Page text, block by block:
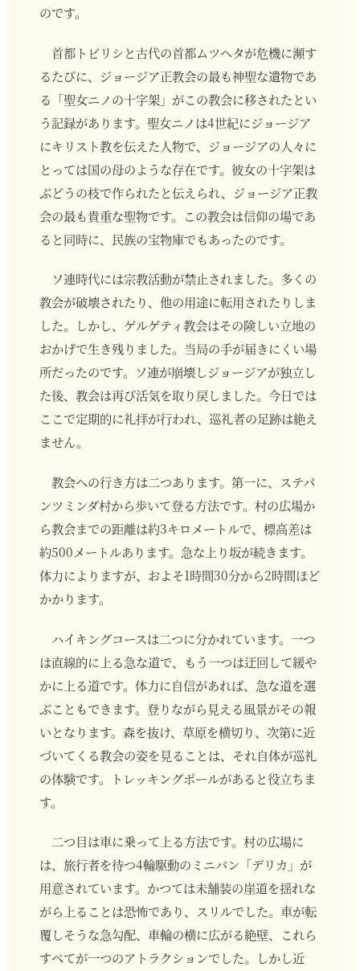
のです。
首都トビリシと古代の首都ムツヘタが危機に瀕す
るたびに、ジョージア正教会の最も神聖な遺物であ
る「聖女ニノの十字架」がこの教会に移されたとい
う記録があります。聖女ニノは4世紀にジョージア
にキリスト教を伝えた人物で、ジョージアの人々に
とっては国の母のような存在です。彼女の十字架は
ぶどうの枝で作られたと伝えられ、ジョージア正教
会の最も貴重な聖物です。この教会は信仰の場であ
ると同時に、民族の宝物庫でもあったのです。
ソ連時代には宗教活動が禁止されました。多くの
教会が破壊されたり、他の用途に転用されたりしま
した。しかし、ゲルゲティ教会はその険しい立地の
おかげで生き残りました。当局の手が届きにくい場
所だったのです。ソ連が崩壊しジョージアが独立し
た後、教会は再び活気を取り戻しました。今日では
ここで定期的に礼拝が行われ、巡礼者の足跡は絶え
ません。
教会への行き方は二つあります。第一に、ステパ
ンツミンダ村から歩いて登る方法です。村の広場か
ら教会までの距離は約3キロメートルで、標高差は
約500メートルあります。急な上り坂が続きます。
体力によりますが、およそ1時間30分から2時間ほど
かかります。
ハイキングコースは二つに分かれています。一つ
は直線的に上る急な道で、もう一つは迂回して緩や
かに上る道です。体力に自信があれば、急な道を選
ぶこともできます。登りながら見える風景がその報
いとなります。森を抜け、草原を横切り、次第に近
づいてくる教会の姿を見ることは、それ自体が巡礼
の体験です。トレッキングポールがあると役立ちま
す。
二つ目は車に乗って上る方法です。村の広場に
は、旅行者を待つ4輪駆動のミニバン「デリカ」が
用意されています。かつては未舗装の崖道を揺れな
がら上ることは恐怖であり、スリルでした。車が転
覆しそうな急勾配、車輪の横に広がる絶壁、これら
すべてが一つのアトラクションでした。しかし近